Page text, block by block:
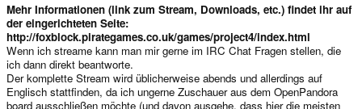
Mehr Informationen (link zum Stream, Downloads, etc.) findet ihr auf
der eingerichteten Seite:
http://foxblock.pirategames.co.uk/games/project4/index.html
Wenn ich streame kann man mir gerne im IRC Chat Fragen stellen, die
ich dann direkt beantworte.
Der komplette Stream wird üblicherweise abends und allerdings auf
Englisch stattfinden, da ich ungerne Zuschauer aus dem OpenPandora
board ausschließen möchte (und davon ausgehe, dass hier die meisten